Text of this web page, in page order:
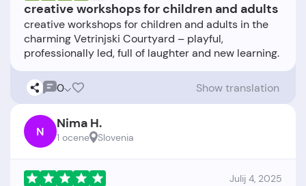
creative workshops for children and adults
creative workshops for children and adults in the
charming Vetrinjski Courtyard – playful,
0 Show translation
N Nima H.
1 ocene Slovenia
Julij 4, 2025